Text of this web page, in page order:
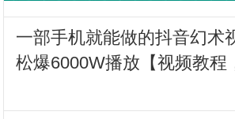
一部手机就能做的抖音幻术
松爆6000W播放【视频教程